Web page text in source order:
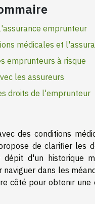
emprunteur
médicales et
emprunteurs à risque
les assureurs
droits de l'emprunteur
des conditions
de clarifier les
d'un historique
dans les
côté pour obtenir une